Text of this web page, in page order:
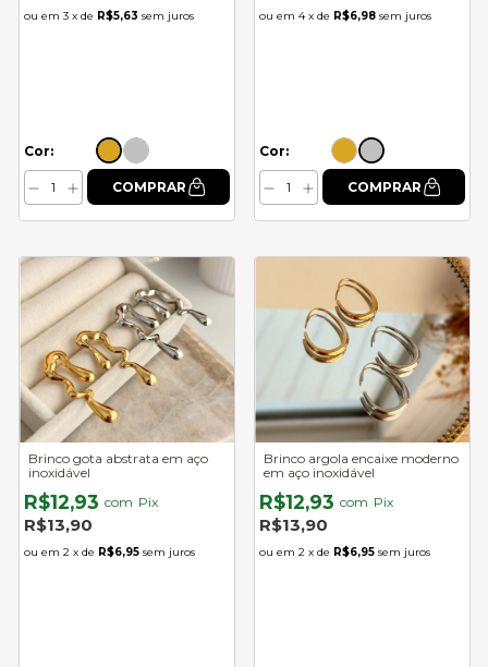
3 x de R$5,63 sem juros
Cor:
4 x de R$6,98 sem juros
Cor:
Brinco gota abstrata em aço
inoxidável
R$12,93 com Pix
R$13,90
2 x de R$6,95 sem juros
Brinco argola encaixe moderno
em aço inoxidável
R$12,93 com Pix
R$13,90
2 x de R$6,95 sem juros